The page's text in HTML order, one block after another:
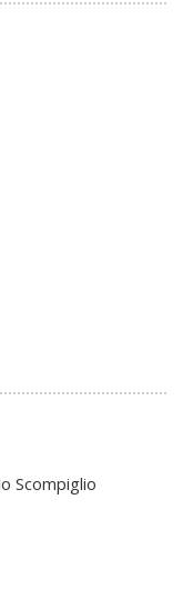
Scompiglio